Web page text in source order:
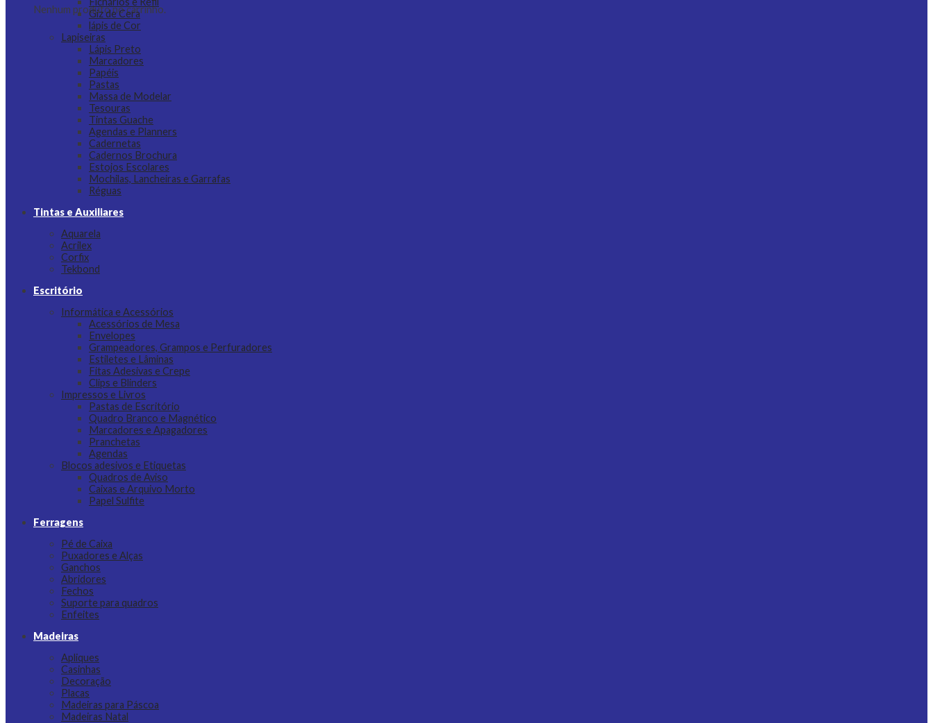
Nenhum produto no carrinho.
Giz de Cera
lápis de Cor
Lapiseiras
Lápis Preto
Marcadores
Papéis
Pastas
Massa de Modelar
Tesouras
Tintas Guache
Agendas e Planners
Cadernetas
Cadernos Brochura
Estojos Escolares
Mochilas, Lancheiras e Garrafas
Réguas
Tintas e Auxiliares
Aquarela
Acrilex
Corfix
Tekbond
Escritório
Informática e Acessórios
Acessórios de Mesa
Envelopes
Grampeadores, Grampos e Perfuradores
Estiletes e Lâminas
Fitas Adesivas e Crepe
Clips e Blinders
Impressos e Livros
Pastas de Escritório
Quadro Branco e Magnético
Marcadores e Apagadores
Pranchetas
Agendas
Blocos adesivos e Etiquetas
Quadros de Aviso
Caixas e Arquivo Morto
Papel Sulfite
Ferragens
Pé de Caixa
Puxadores e Alças
Ganchos
Abridores
Fechos
Suporte para quadros
Enfeites
Madeiras
Apliques
Casinhas
Decoração
Placas
Madeiras para Páscoa
Madeiras Natal